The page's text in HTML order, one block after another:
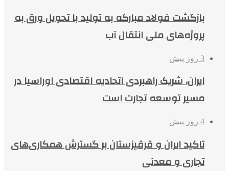
بازگشت فولاد مبارکه به تولید با تحویل ورق به
پروژه‌های ملی انتقال آب
3 روز پیش
ایران، شریک راهبردی اتحادیه اقتصادی اوراسیا در
مسیر توسعه تجارت است
4 روز پیش
تاکید ایران و قرقیزستان بر گسترش همکاری‌های
تجاری و معدنی